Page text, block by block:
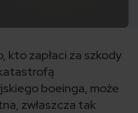
zapłaci za szkody
boeinga, może
zwłaszcza tak